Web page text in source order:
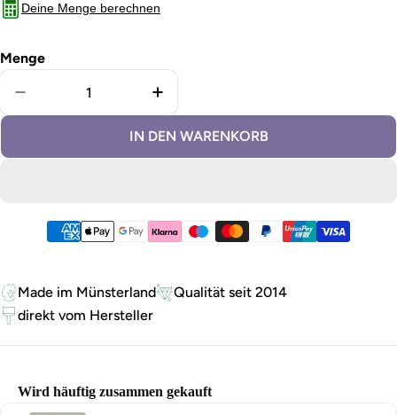
Deine Menge berechnen
Menge
Menge für Kreidefarbe Aloe verringern
Menge für Kreidefarbe Aloe
IN DEN WARENKORB
Zahlungsmethoden
Made im Münsterland
Qualität seit 2014
direkt vom Hersteller
Wird häuftig zusammen gekauft